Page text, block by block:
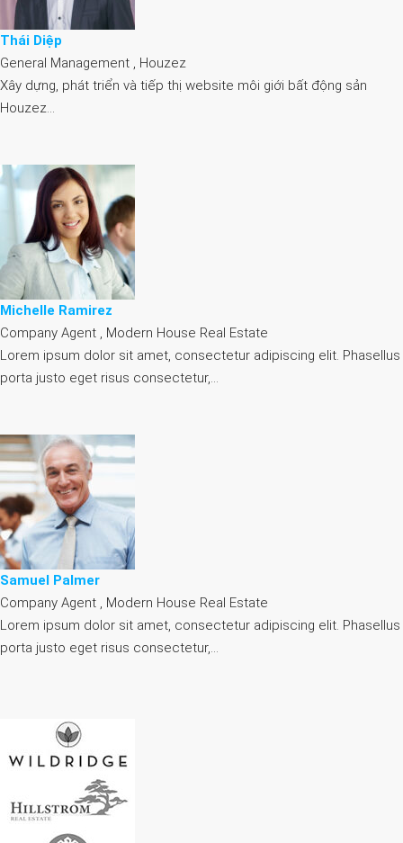
Thái Diệp
General Management , Houzez
Xây dựng, phát triển và tiếp thị website môi giới bất động sản
Houzez…
Michelle Ramirez
Company Agent , Modern House Real Estate
Lorem ipsum dolor sit amet, consectetur adipiscing elit. Phasellus
porta justo eget risus consectetur,…
Samuel Palmer
Company Agent , Modern House Real Estate
Lorem ipsum dolor sit amet, consectetur adipiscing elit. Phasellus
porta justo eget risus consectetur,…